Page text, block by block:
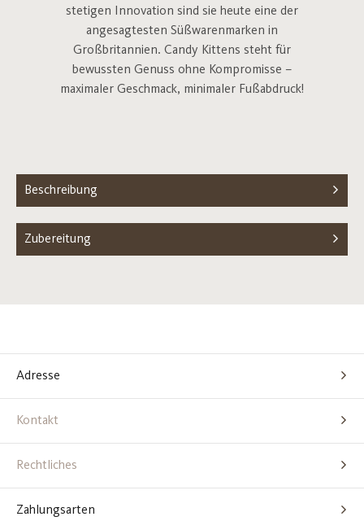
stetigen Innovation sind sie heute eine der
angesagtesten Süßwarenmarken in
Großbritannien. Candy Kittens steht für
bewussten Genuss ohne Kompromisse –
maximaler Geschmack, minimaler Fußabdruck!
Beschreibung
Zubereitung
Adresse
Kontakt
Rechtliches
Zahlungsarten